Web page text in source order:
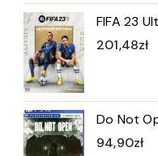
FIFA 23
201,48zł
Do Not
94,90zł